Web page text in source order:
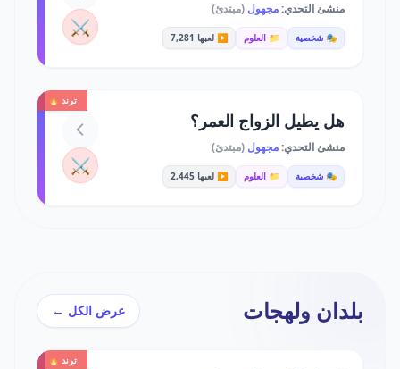
منشئ التحدي:مجهول (مبتدئ)
🎭 شخصية 📁 العلوم ▶️ لعبها 7,281 ⚔️
ترند 🔥
هل يطيل الزواج العمر؟
منشئ التحدي:مجهول (مبتدئ)
🎭 شخصية 📁 العلوم ▶️ لعبها 2,445 ⚔️
بلدان ولهجات عرض الكل ←
ترند 🔥